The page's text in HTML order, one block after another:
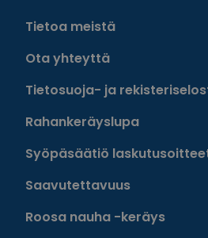
Tietoa meistä
Ota yhteyttä
Tietosuoja- ja
Rahankeräyslupa
Syöpäsäätiö
Saavutettavuus
Roosa nauha -keräys